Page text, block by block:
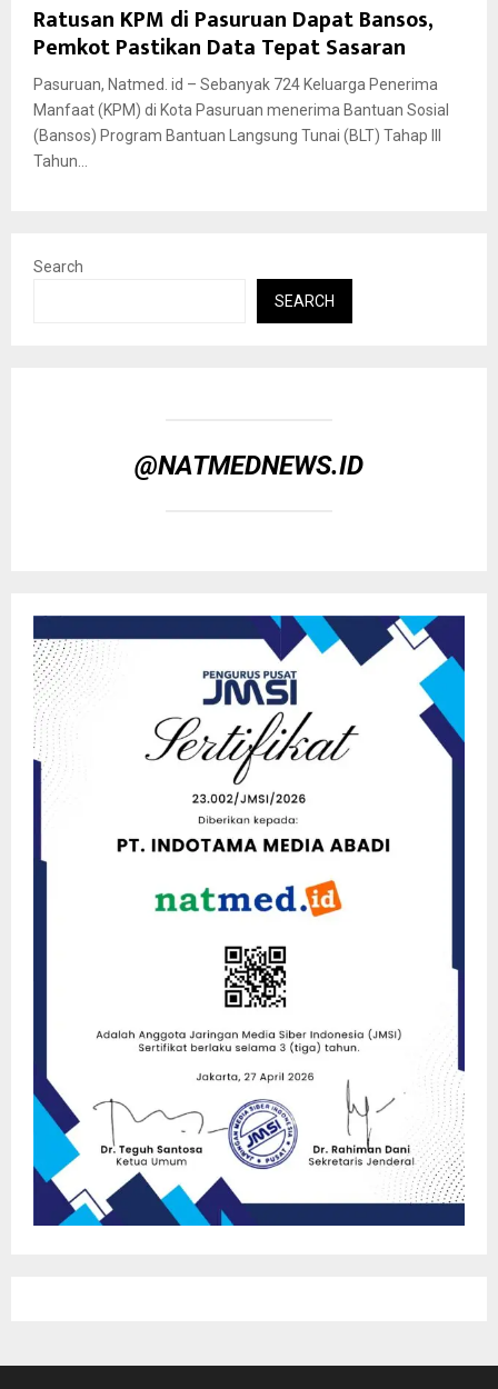
Ratusan KPM di Pasuruan Dapat Bansos,
Pemkot Pastikan Data Tepat Sasaran
Pasuruan, Natmed. id – Sebanyak 724 Keluarga Penerima
Manfaat (KPM) di Kota Pasuruan menerima Bantuan Sosial
(Bansos) Program Bantuan Langsung Tunai (BLT) Tahap III
Tahun...
Search
SEARCH
@NATMEDNEWS.ID